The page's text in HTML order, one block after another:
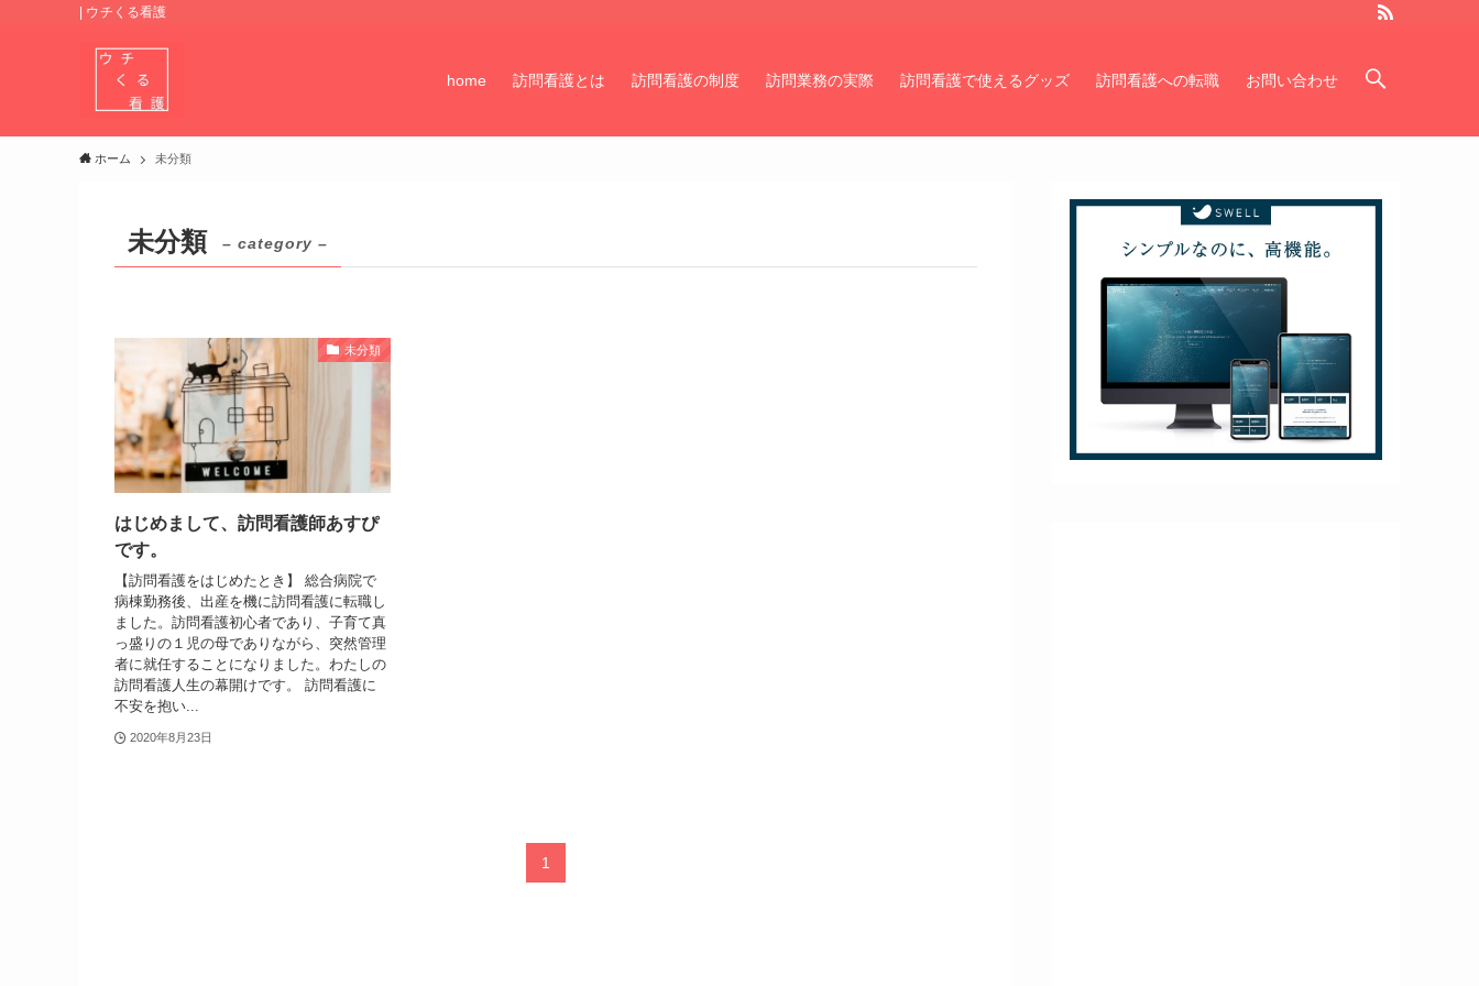
| ウチくる看護
home 訪問看護とは 訪問看護の制度 訪問業務の実際 訪問看護で使えるグッズ 訪問看護への転職 お問い合わせ
ホーム 未分類
未分類 – category –
未分類
はじめまして、訪問看護師あすぴ
です。
【訪問看護をはじめたとき】 総合病院で
病棟勤務後、出産を機に訪問看護に転職し
ました。訪問看護初心者であり、子育て真
っ盛りの１児の母でありながら、突然管理
者に就任することになりました。わたしの
訪問看護人生の幕開けです。 訪問看護に
不安を抱い...
2020年8月23日
1